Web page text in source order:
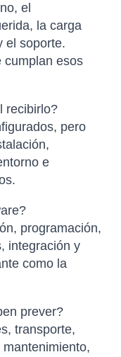
el
la carga
el soporte.
cumplan esos
recibirlo?
pero
e
programación,
integración y
como la
prever?
transporte,